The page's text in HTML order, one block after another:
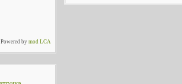
Powered bymod LCA